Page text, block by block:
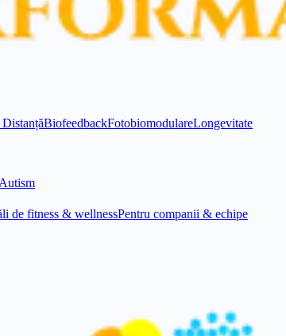
BiofeedbackFotobiomodulareLongevitate
de fitness & wellnessPentru companii & echipe